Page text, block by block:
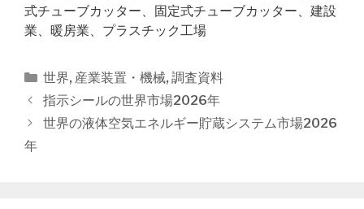
式チューブカッター、固定式チューブカッター、建設
業、暖房業、プラスチック工場
カ
テ
ゴ
世界, 産業装置・機械, 調査資料
投
稿
ナ
ビ
指示シールの世界市場2026年
世界の液体空気エネルギー貯蔵システム市場2026
年